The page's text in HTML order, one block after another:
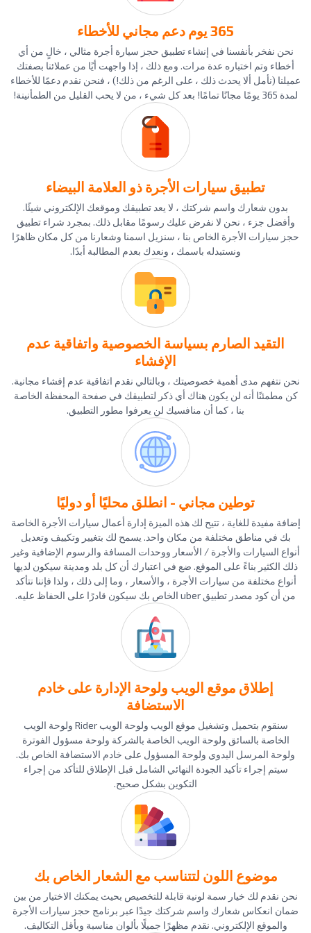
365 يوم دعم مجاني للأخطاء
نحن نفخر بأنفسنا في إنشاء تطبيق حجز سيارة أجرة مثالي ، خالٍ من أي
أخطاء وتم اختباره عدة مرات. ومع ذلك ، إذا واجهت أيًا من عملائنا بصفتك
عميلنا (نأمل ألا يحدث ذلك ، على الرغم من ذلك!) ، فنحن نقدم دعمًا للأخطاء
لمدة 365 يومًا مجانًا تمامًا! بعد كل شيء ، من لا يحب القليل من الطمأنينة!
تطبيق سيارات الأجرة ذو العلامة البيضاء
بدون شعارك واسم شركتك ، لا يعد تطبيقك وموقعك الإلكتروني شيئًا.
وأفضل جزء ، نحن لا نفرض عليك رسومًا مقابل ذلك. بمجرد شراء تطبيق
حجز سيارات الأجرة الخاص بنا ، سنزيل اسمنا وشعارنا من كل مكان ظاهرًا
ونستبدله باسمك ، ونعدك بعدم المطالبة أبدًا.
التقيد الصارم بسياسة الخصوصية واتفاقية عدم
الإفشاء
نحن نتفهم مدى أهمية خصوصيتك ، وبالتالي نقدم اتفاقية عدم إفشاء مجانية.
كن مطمئنًا أنه لن يكون هناك أي ذكر لتطبيقك في صفحة المحفظة الخاصة
بنا ، كما أن منافسيك لن يعرفوا مطور التطبيق.
توطين مجاني - انطلق محليًا أو دوليًا
إضافة مفيدة للغاية ، تتيح لك هذه الميزة إدارة أعمال سيارات الأجرة الخاصة
بك في مناطق مختلفة من مكان واحد. يسمح لك بتغيير وتكييف وتعديل
أنواع السيارات والأجرة / الأسعار ووحدات المسافة والرسوم الإضافية وغير
ذلك الكثير بناءً على الموقع. ضع في اعتبارك أن كل بلد ومدينة سيكون لديها
أنواع مختلفة من سيارات الأجرة ، والأسعار ، وما إلى ذلك ، ولذا فإننا نتأكد
من أن كود مصدر تطبيق uber الخاص بك سيكون قادرًا على الحفاظ عليه.
إطلاق موقع الويب ولوحة الإدارة على خادم
الاستضافة
سنقوم بتحميل وتشغيل موقع الويب ولوحة الويب Rider ولوحة الويب
الخاصة بالسائق ولوحة الويب الخاصة بالشركة ولوحة مسؤول الفوترة
ولوحة المرسل اليدوي ولوحة المسؤول على خادم الاستضافة الخاص بك.
سيتم إجراء تأكيد الجودة النهائي الشامل قبل الإطلاق للتأكد من إجراء
التكوين بشكل صحيح.
موضوع اللون لتتناسب مع الشعار الخاص بك
نحن نقدم لك خيار سمة لونية قابلة للتخصيص بحيث يمكنك الاختيار من بين
ضمان انعكاس شعارك واسم شركتك جيدًا عبر برنامج حجز سيارات الأجرة
والموقع الإلكتروني. نقدم مظهرًا جميلًا بألوان مناسبة وبأقل التكاليف.